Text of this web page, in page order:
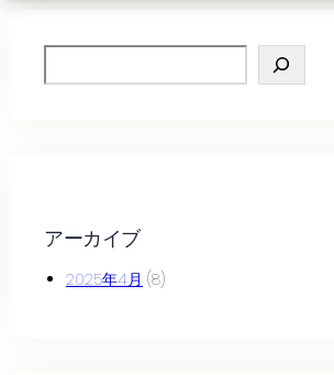
e
アーカイブ
2025年4月 (8)